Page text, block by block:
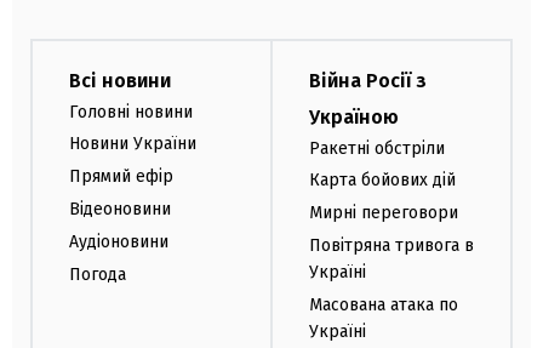
Всі новини
Головні новини
Новини України
Прямий ефір
Відеоновини
Аудіоновини
Погода
Війна Росії з
Україною
Ракетні обстріли
Карта бойових дій
Мирні переговори
Повітряна тривога в
Україні
Масована атака по
Україні